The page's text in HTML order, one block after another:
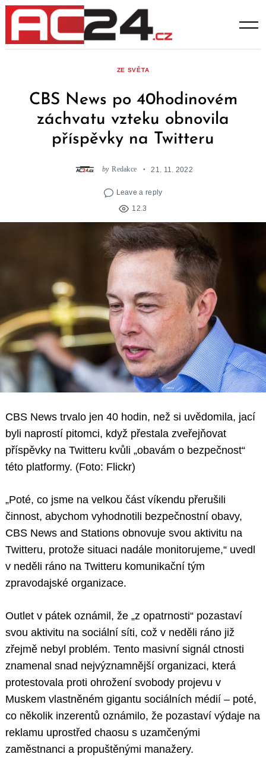
Skip
content
ZE SVĚTA
CBS News po 40hodinovém
záchvatu vzteku obnovila
příspěvky na Twitteru
by Redakce 21. 11. 2022
Leave a reply
12.3
CBS News trvalo jen 40 hodin, než si uvědomila, jací
byli naprostí pitomci, když přestala zveřejňovat
příspěvky na Twitteru kvůli „obavám o bezpečnost“
této platformy. (Foto: Flickr)
„Poté, co jsme na velkou část víkendu přerušili
činnost, abychom vyhodnotili bezpečnostní obavy,
CBS News and Stations obnovuje svou aktivitu na
Twitteru, protože situaci nadále monitorujeme,“ uvedl
v neděli ráno na Twitteru komunikační tým
zpravodajské organizace.
Outlet v pátek oznámil, že „z opatrnosti“ pozastaví
svou aktivitu na sociální síti, což v neděli ráno již
zřejmě nebyl problém. Tento masivní signál ctnosti
znamenal snad nejvýznamnější organizaci, která
protestovala proti ohrožení svobody projevu v
Muskem vlastněném gigantu sociálních médií – poté,
co několik inzerentů oznámilo, že pozastaví výdaje na
reklamu uprostřed chaosu s uzamčenými
zaměstnanci a propuštěnými manažery.